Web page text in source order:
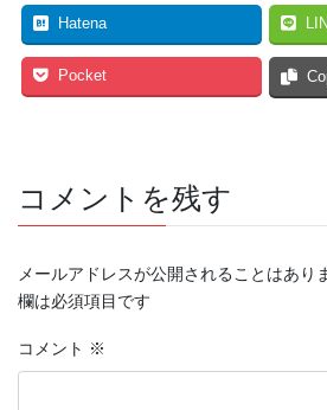
Hatena
Pocket
コメントを残す
メールアドレスが公開されることはあり
欄は必須項目です
コメント ※